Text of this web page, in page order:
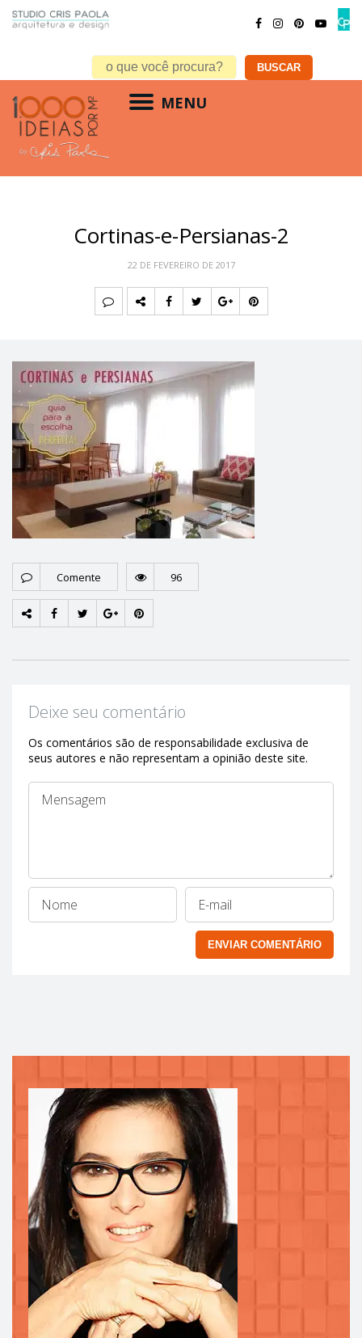
MENU
Cortinas-e-Persianas-2
22 DE FEVEREIRO DE 2017
Comente 96
Deixe seu comentário
Os comentários são de responsabilidade exclusiva de
seus autores e não representam a opinião deste site.